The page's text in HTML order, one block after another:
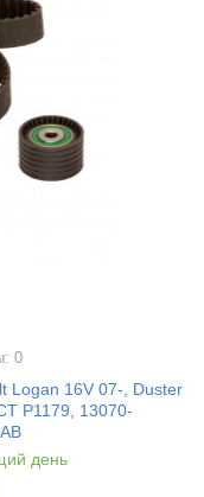
0
Logan 16V 07-, Duster
P1179, 13070-
день